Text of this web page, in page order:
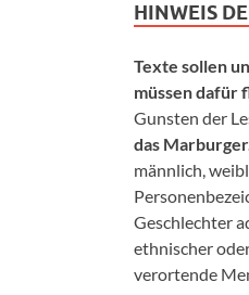
HINWEIS
Texte sollen
müssen dafür
Gunsten der
das
männlich,
Geschlechter
ethnischer
verortende